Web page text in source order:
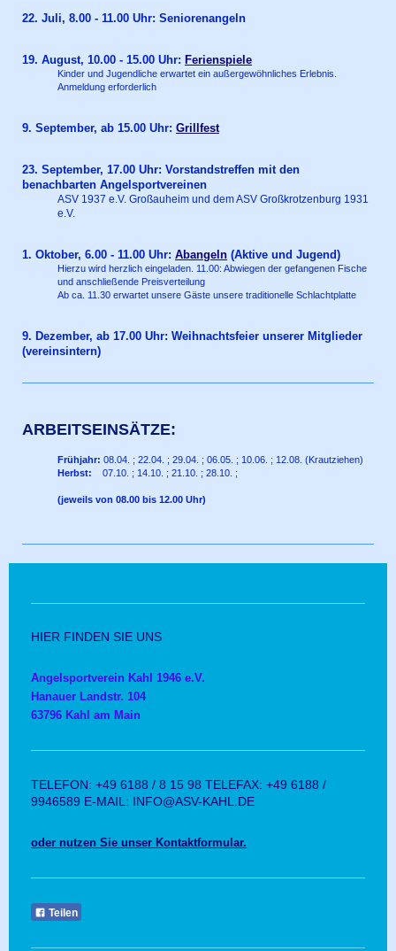
22. Juli, 8.00 - 11.00 Uhr: Seniorenangeln
19. August, 10.00 - 15.00 Uhr: Ferienspiele
Kinder und Jugendliche erwartet ein außergewöhnliches Erlebnis.
Anmeldung erforderlich
9. September, ab 15.00 Uhr: Grillfest
23. September, 17.00 Uhr: Vorstandstreffen mit den
benachbarten Angelsportvereinen
ASV 1937 e.V. Großauheim und dem ASV Großkrotzenburg 1931
e.V.
1. Oktober, 6.00 - 11.00 Uhr: Abangeln (Aktive und Jugend)
Hierzu wird herzlich eingeladen. 11.00: Abwiegen der gefangenen Fische
und anschließende Preisverteilung
Ab ca. 11.30 erwartet unsere Gäste unsere traditionelle Schlachtplatte
9. Dezember, ab 17.00 Uhr: Weihnachtsfeier unserer Mitglieder
(vereinsintern)
ARBEITSEINSÄTZE:
Frühjahr: 08.04. ; 22.04. ; 29.04. ; 06.05. ; 10.06. ; 12.08. (Krautziehen)
Herbst: 07.10. ; 14.10. ; 21.10. ; 28.10. ;
(jeweils von 08.00 bis 12.00 Uhr)
HIER FINDEN SIE UNS
Angelsportverein Kahl 1946 e.V.
Hanauer Landstr. 104
63796 Kahl am Main
TELEFON: +49 6188 / 8 15 98 TELEFAX: +49 6188 /
9946589 E-MAIL: INFO@ASV-KAHL.DE
oder nutzen Sie unser Kontaktformular.
Teilen